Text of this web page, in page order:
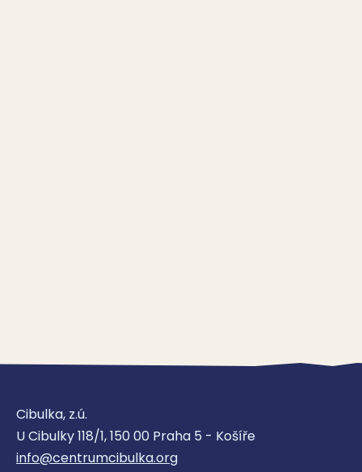
Cibulka, z.ú.
U Cibulky 118/1, 150 00 Praha 5 - Košíře
info@centrumcibulka.org